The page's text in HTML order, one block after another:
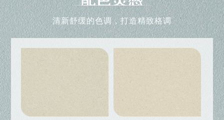
清新舒缓的色调，打造精致格调